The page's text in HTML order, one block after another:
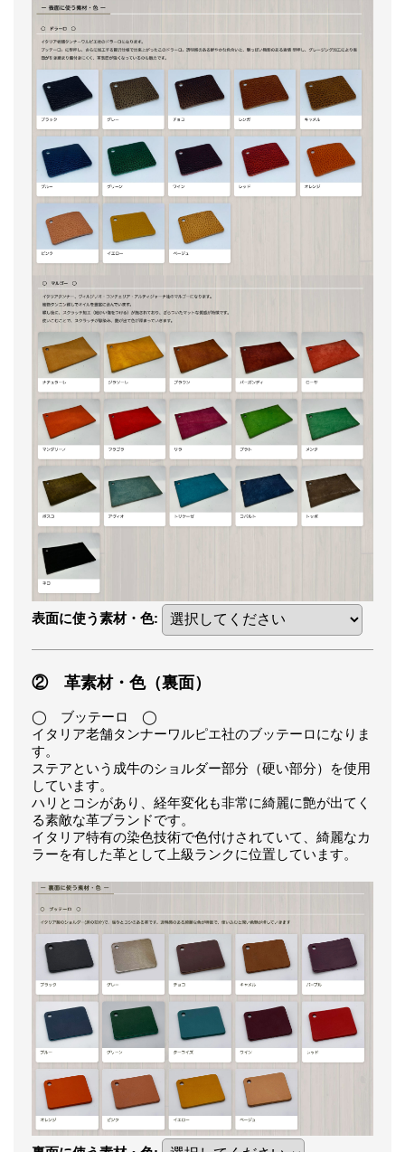
表面に使う素材・色:
② 革素材・色（裏面）
◯ ブッテーロ ◯
イタリア老舗タンナーワルピエ社のブッテーロになりま
す。
ステアという成牛のショルダー部分（硬い部分）を使用
しています。
ハリとコシがあり、経年変化も非常に綺麗に艶が出てく
る素敵な革ブランドです。
イタリア特有の染色技術で色付けされていて、綺麗なカ
ラーを有した革として上級ランクに位置しています。